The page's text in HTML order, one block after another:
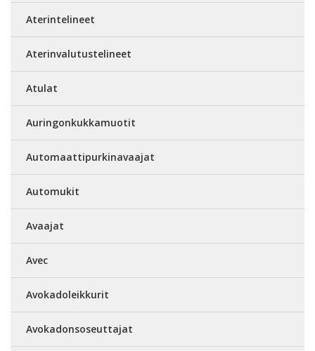
Aterintelineet
Aterinvalutustelineet
Atulat
Auringonkukkamuotit
Automaattipurkinavaajat
Automukit
Avaajat
Avec
Avokadoleikkurit
Avokadonsoseuttajat